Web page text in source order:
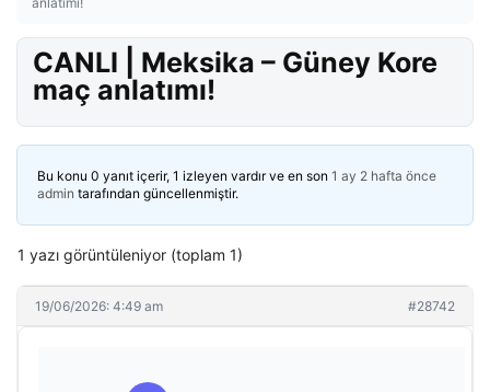
CANLI | Meksika – Güney Kore
maç anlatımı!
Bu konu 0 yanıt içerir, 1 izleyen vardır ve en son 1 ay 2 hafta önce
admin tarafından güncellenmiştir.
1 yazı görüntüleniyor (toplam 1)
19/06/2026: 4:49 am #28742